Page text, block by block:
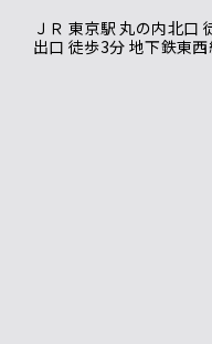
ＪＲ 東京駅 丸の内北口
出口 徒歩3分 地下鉄東